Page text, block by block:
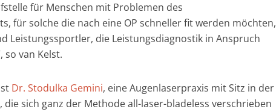
für Menschen mit Problemen des
für solche die nach eine OP schneller fit werden möchten,
Leistungssportler, die Leistungsdiagnostik in Anspruch
so van Kelst.
Dr. Stodulka Gemini, eine Augenlaserpraxis mit Sitz in der
sich ganz der Methode all-laser-bladeless verschrieben